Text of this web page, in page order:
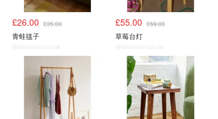
£26.00 £35.00
青蛙毯子
@dealmoon.co.uk
£55.00 £69.00
草莓台灯
@dealmoon.co.uk